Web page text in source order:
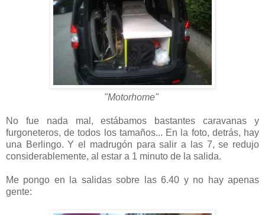
"Motorhome"
No fue nada mal, estábamos bastantes caravanas y
furgoneteros, de todos los tamaños... En la foto, detrás, hay
una Berlingo. Y el madrugón para salir a las 7, se redujo
considerablemente, al estar a 1 minuto de la salida.
Me pongo en la salidas sobre las 6.40 y no hay apenas
gente: